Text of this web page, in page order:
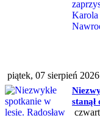
piątek, 07 sierpień 2026